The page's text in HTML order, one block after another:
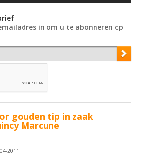
in om u te abonneren op
gouden tip in zaak
Marcune
2011